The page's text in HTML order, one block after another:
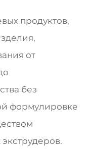
продуктов,
от
без
формулировке